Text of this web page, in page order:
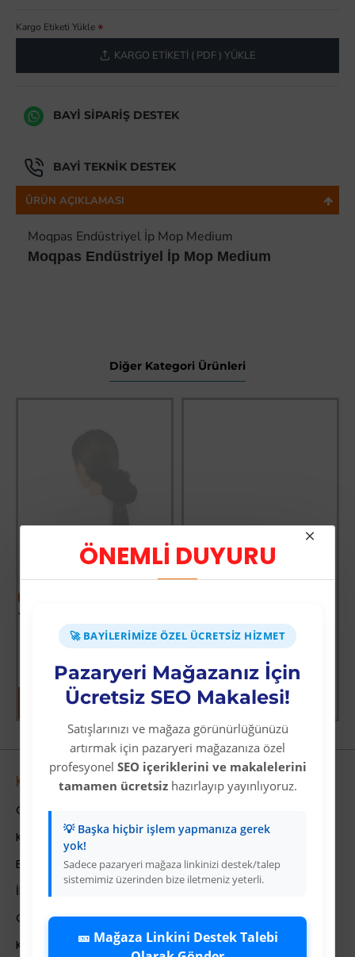
ÖNEMLİ DUYURU
🚀 BAYILERIMIZE ÖZEL ÜCRETSIZ HIZMET
Pazaryeri Mağazanız İçin
Ücretsiz SEO Makalesi!
Satışlarınızı ve mağaza görünürlüğünüzü
artırmak için pazaryeri mağazanıza özel
profesyonel SEO içeriklerini ve makalelerini
tamamen ücretsizhazırlayıp yayınlıyoruz.
💡 Başka hiçbir işlem yapmanıza gerek
yok!
Sadece pazaryeri mağaza linkinizi destek/talep
sistemimiz üzerinden bize iletmeniz yeterli.
🎫 Mağaza Linkini Destek Talebi
Kargo Etiketi Yükle
KARGO ETIKETI ( PDF ) YÜKLE
BAYI SIPARIŞ DESTEK
BAYI TEKNIK DESTEK
ÜRÜN AÇIKLAMASI
Moqpas Endüstriyel İp Mop Medium
Moqpas Endüstriyel İp Mop Medium
Diğer Kategori Ürünleri
Üyelere Özel Fiyat
Üye Olunuz
Üyelere Özel Fiyat
Üye Olunuz
Kurumsal
Colezium Hakkında
Kurumsal Bilgiler
Banka Hesab Bilgileri
İletişim
Gizlilik Politikası
Kullanıcı Sözleşmesi